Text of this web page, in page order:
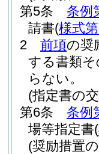
第5条
条例
請書(様式
2
前項の奨
する書類
らない。
(指定書の
第6条
条例
場等指定書(
(奨励措置